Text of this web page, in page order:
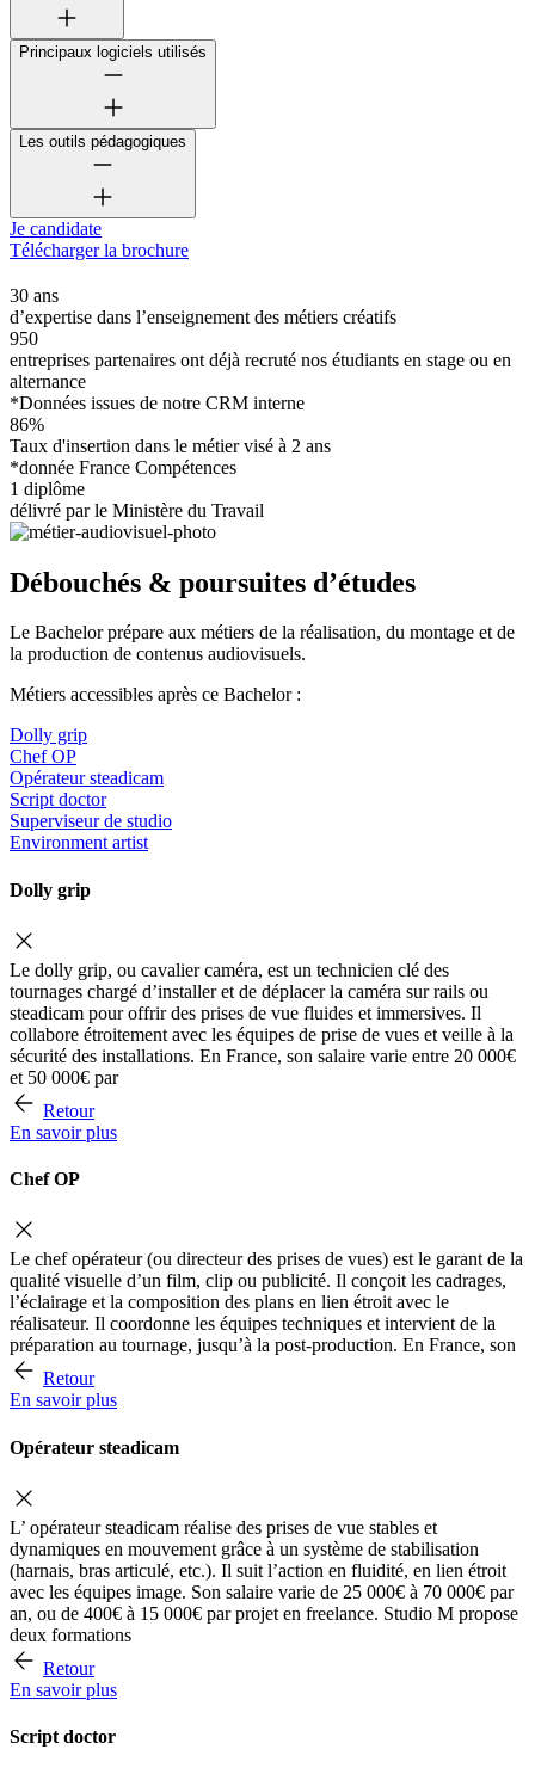
Principaux logiciels utilisés
Les outils pédagogiques
Je candidate
Télécharger la brochure
30 ans
d’expertise dans l’enseignement des métiers créatifs
950
entreprises partenaires ont déjà recruté nos étudiants en stage ou en
alternance
*Données issues de notre CRM interne
86%
Taux d'insertion dans le métier visé à 2 ans
*donnée France Compétences
1 diplôme
délivré par le Ministère du Travail
Débouchés & poursuites d’études
Le Bachelor prépare aux métiers de la réalisation, du montage et de
la production de contenus audiovisuels.
Métiers accessibles après ce Bachelor :
Dolly grip
Chef OP
Opérateur steadicam
Script doctor
Superviseur de studio
Environment artist
Dolly grip
Le dolly grip, ou cavalier caméra, est un technicien clé des
tournages chargé d’installer et de déplacer la caméra sur rails ou
steadicam pour offrir des prises de vue fluides et immersives. Il
collabore étroitement avec les équipes de prise de vues et veille à la
sécurité des installations. En France, son salaire varie entre 20 000€
et 50 000€ par
Retour
En savoir plus
Chef OP
Le chef opérateur (ou directeur des prises de vues) est le garant de la
qualité visuelle d’un film, clip ou publicité. Il conçoit les cadrages,
l’éclairage et la composition des plans en lien étroit avec le
réalisateur. Il coordonne les équipes techniques et intervient de la
préparation au tournage, jusqu’à la post-production. En France, son
Retour
En savoir plus
Opérateur steadicam
L’ opérateur steadicam réalise des prises de vue stables et
dynamiques en mouvement grâce à un système de stabilisation
(harnais, bras articulé, etc.). Il suit l’action en fluidité, en lien étroit
avec les équipes image. Son salaire varie de 25 000€ à 70 000€ par
an, ou de 400€ à 15 000€ par projet en freelance. Studio M propose
deux formations
Retour
En savoir plus
Script doctor